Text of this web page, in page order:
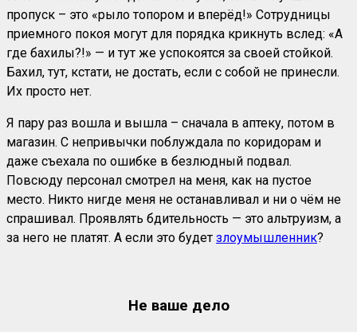
пропуск – это «рыло топором и вперёд!» Сотрудницы
приемного покоя могут для порядка крикнуть вслед: «А
где бахилы?!» — и тут же успокоятся за своей стойкой.
Бахил, тут, кстати, не достать, если с собой не принесли.
Их просто нет.
Я пару раз вошла и вышла – сначала в аптеку, потом в
магазин. С непривычки поблуждала по коридорам и
даже съехала по ошибке в безлюдный подвал.
Повсюду персонал смотрел на меня, как на пустое
место. Никто нигде меня не останавливал и ни о чём не
спрашивал. Проявлять бдительность — это альтруизм, а
за него не платят. А если это будет злоумышленник?
Не ваше дело